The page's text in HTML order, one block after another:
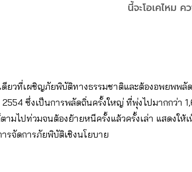
นี้จะโอเคไหม
ดียวที่เผชิญภัยพิบัติทางธรรมชาติและต้องอพยพพลั
ซึ่งเป็นการพลัดถิ่นครั้งใหญ่ ที่พุ่งไปมากกว่า
มไปท่วมจนต้องย้ายหนีครั้งแล้วครั้งเล่า แสดงให้เ
รจัดการภัยพิบัติเชิงนโยบาย